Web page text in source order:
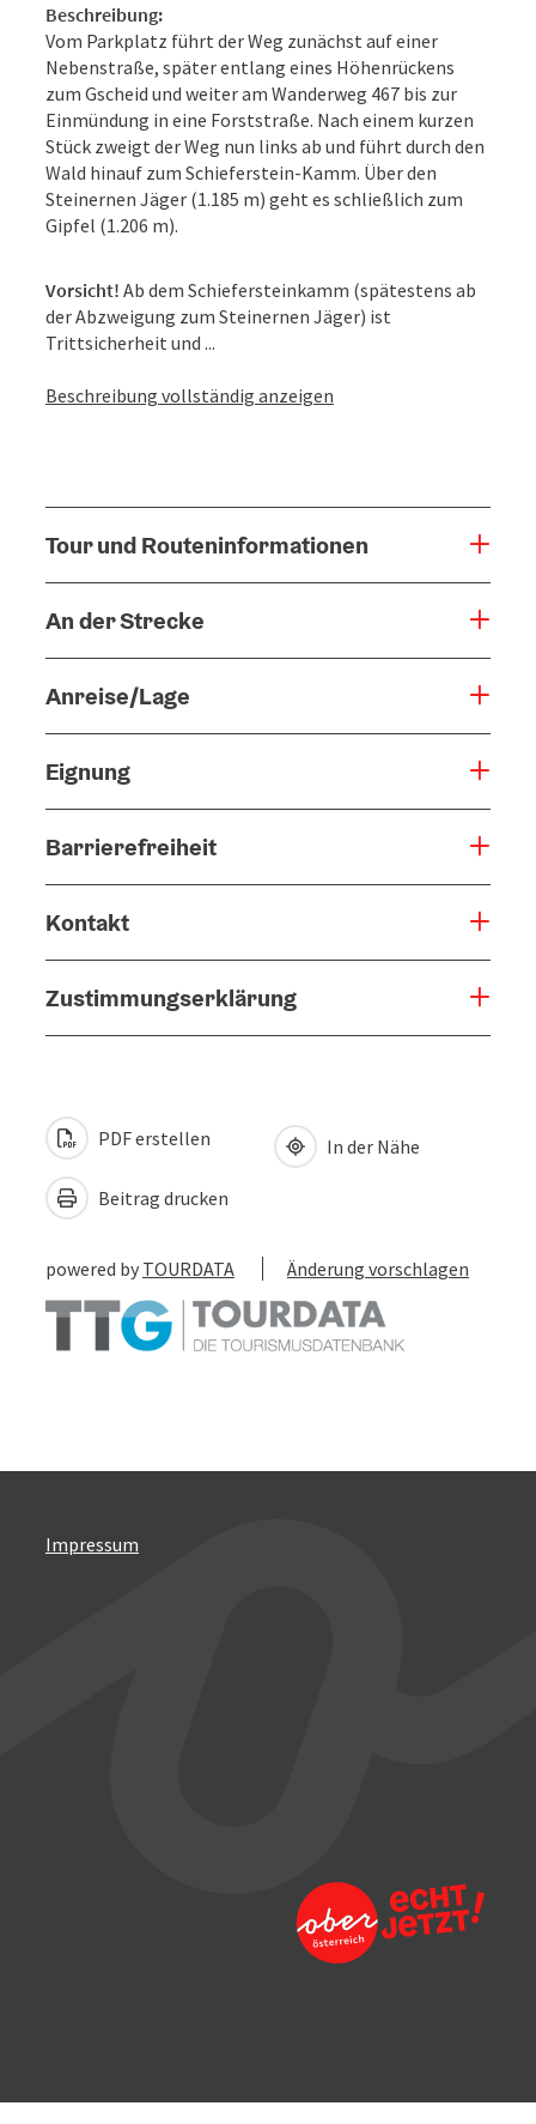
Beschreibung:
Vom Parkplatz führt der Weg zunächst auf einer
Nebenstraße, später entlang eines Höhenrückens
zum Gscheid und weiter am Wanderweg 467 bis zur
Einmündung in eine Forststraße. Nach einem kurzen
Stück zweigt der Weg nun links ab und führt durch den
Wald hinauf zum Schieferstein-Kamm. Über den
Steinernen Jäger (1.185 m) geht es schließlich zum
Gipfel (1.206 m).
Vorsicht! Ab dem Schiefersteinkamm (spätestens ab
der Abzweigung zum Steinernen Jäger) ist
Trittsicherheit und ...
Beschreibung vollständig anzeigen
Tour und Routeninformationen
An der Strecke
Anreise/Lage
Eignung
Barrierefreiheit
Kontakt
Zustimmungserklärung
PDF erstellen
Beitrag drucken
In der Nähe
powered by TOURDATA Änderung vorschlagen
Impressum